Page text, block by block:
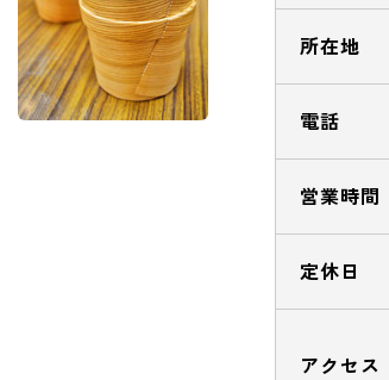
所在地
電話
営業時間
定休日
アクセス